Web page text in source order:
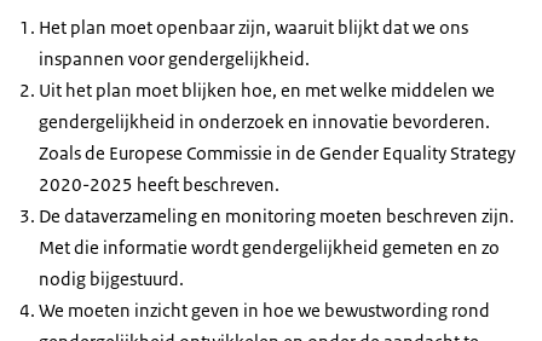
Het plan moet openbaar zijn, waaruit blijkt dat we ons
inspannen voor gendergelijkheid.
Uit het plan moet blijken hoe, en met welke middelen we
gendergelijkheid in onderzoek en innovatie bevorderen.
Zoals de Europese Commissie in de Gender Equality Strategy
2020-2025 heeft beschreven.
De dataverzameling en monitoring moeten beschreven zijn.
Met die informatie wordt gendergelijkheid gemeten en zo
nodig bijgestuurd.
We moeten inzicht geven in hoe we bewustwording rond